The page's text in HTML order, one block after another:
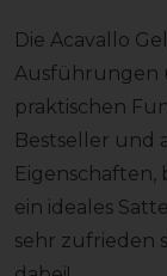
Die Acavallo
Ausführungen
praktischen
Bestseller und
Eigenschaften,
ein ideales
sehr zufrieden